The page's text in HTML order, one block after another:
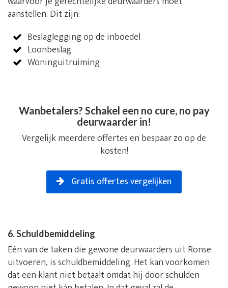
aanstellen. Dit zijn:
Beslaglegging op de inboedel
Loonbeslag
Woninguitruiming
Wanbetalers? Schakel een no cure, no pay
deurwaarder in!
Vergelijk meerdere offertes en bespaar zo op de
kosten!
Gratis offertes vergelijken
6. Schuldbemiddeling
Eén van de taken die gewone deurwaarders uit Ronse
uitvoeren, is schuldbemiddeling. Het kan voorkomen
dat een klant niet betaalt omdat hij door schulden